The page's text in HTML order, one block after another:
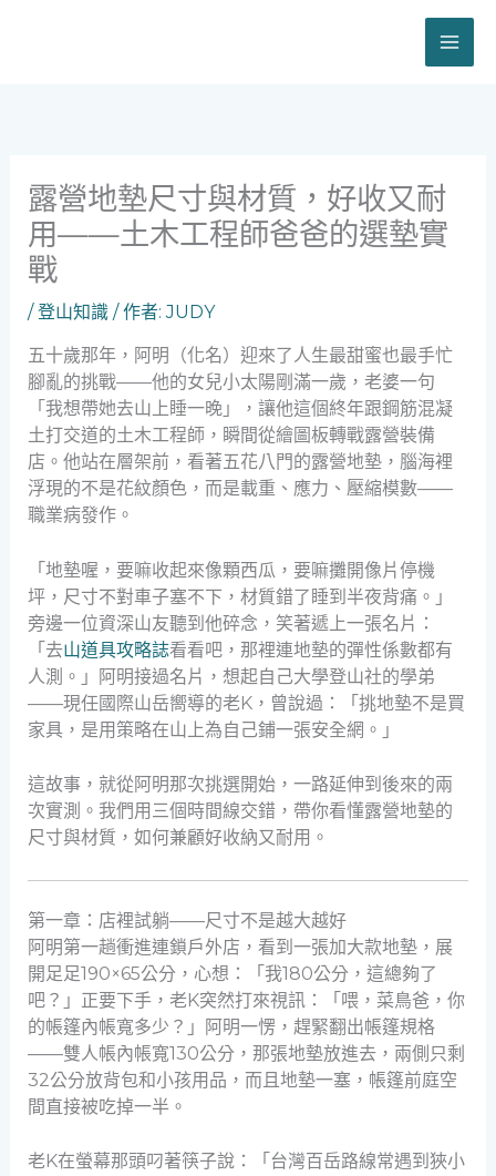
露營地墊尺寸與材質，好收又耐
用——土木工程師爸爸的選墊實
戰
/登山知識/ 作者:JUDY
五十歲那年，阿明（化名）迎來了人生最甜蜜也最手忙
腳亂的挑戰——他的女兒小太陽剛滿一歲，老婆一句
「我想帶她去山上睡一晚」，讓他這個終年跟鋼筋混凝
土打交道的土木工程師，瞬間從繪圖板轉戰露營裝備
店。他站在層架前，看著五花八門的露營地墊，腦海裡
浮現的不是花紋顏色，而是載重、應力、壓縮模數——
職業病發作。
「地墊喔，要嘛收起來像顆西瓜，要嘛攤開像片停機
坪，尺寸不對車子塞不下，材質錯了睡到半夜背痛。」
旁邊一位資深山友聽到他碎念，笑著遞上一張名片：
「去山道具攻略誌看看吧，那裡連地墊的彈性係數都有
人測。」阿明接過名片，想起自己大學登山社的學弟
——現任國際山岳嚮導的老K，曾說過：「挑地墊不是買
家具，是用策略在山上為自己鋪一張安全網。」
這故事，就從阿明那次挑選開始，一路延伸到後來的兩
次實測。我們用三個時間線交錯，帶你看懂露營地墊的
尺寸與材質，如何兼顧好收納又耐用。
第一章：店裡試躺——尺寸不是越大越好
阿明第一趟衝進連鎖戶外店，看到一張加大款地墊，展
開足足190×65公分，心想：「我180公分，這總夠了
吧？」正要下手，老K突然打來視訊：「喂，菜鳥爸，你
的帳篷內帳寬多少？」阿明一愣，趕緊翻出帳篷規格
——雙人帳內帳寬130公分，那張地墊放進去，兩側只剩
32公分放背包和小孩用品，而且地墊一塞，帳篷前庭空
間直接被吃掉一半。
老K在螢幕那頭叼著筷子說：「台灣百岳路線常遇到狹小